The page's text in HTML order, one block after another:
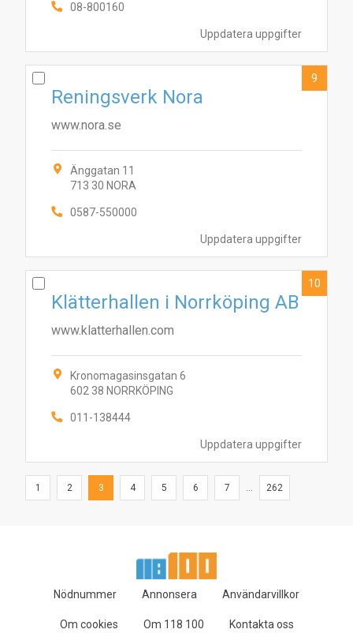
Uppdatera uppgifter
08-800160
Uppdatera uppgifter
Reningsverk Nora
www.nora.se
Änggatan 11
713 30 NORA
0587-550000
9
Uppdatera uppgifter
Klätterhallen i Norrköping AB
www.klatterhallen.com
Kronomagasinsgatan 6
602 38 NORRKÖPING
011-138444
10
1 2 3 4 5 6 7 ... 262
Nödnummer Annonsera Användarvillkor
Om cookies Om 118 100 Kontakta oss